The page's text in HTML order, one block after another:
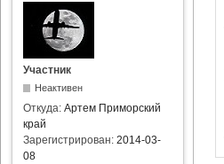
Участник
Неактивен
Откуда: Артем Приморский
край
Зарегистрирован: 2014-03-
08